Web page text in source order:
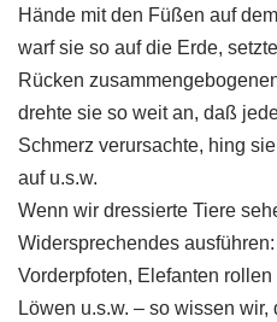
Hände mit den Füßen auf
warf sie so auf die Erde,
Rücken
drehte sie so weit an, daß
Schmerz verursachte, hing
auf u.s.w.
Wenn wir dressierte Tiere
Widersprechendes
Vorderpfoten, Elefanten
Löwen u.s.w. – so wissen